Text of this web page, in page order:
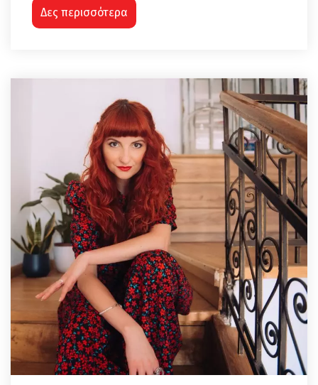
Δες περισσότερα